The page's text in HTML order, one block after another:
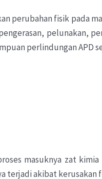
perubahan fisik pada
pelunakan,
perlindungan APD
masuknya zat
terjadi akibat kerusakan